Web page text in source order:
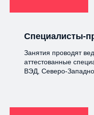
Специалисты-
Занятия проводят
аттестованные
ВЭД, Северо-